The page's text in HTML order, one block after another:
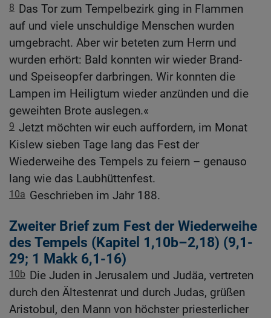
8 Das Tor zum Tempelbezirk ging in Flammen
auf und viele unschuldige Menschen wurden
umgebracht. Aber wir beteten zum Herrn und
wurden erhört: Bald konnten wir wieder Brand-
und Speiseopfer darbringen. Wir konnten die
Lampen im Heiligtum wieder anzünden und die
geweihten Brote auslegen.«
9 Jetzt möchten wir euch auffordern, im Monat
Kislew sieben Tage lang das Fest der
Wiederweihe des Tempels zu feiern – genauso
lang wie das Laubhüttenfest.
10a Geschrieben im Jahr 188.
Zweiter Brief zum Fest der Wiederweihe
des Tempels (Kapitel 1,10b–2,18) (9,1-
29; 1 Makk 6,1-16)
10b Die Juden in Jerusalem und Judäa, vertreten
durch den Ältestenrat und durch Judas, grüßen
Aristobul, den Mann von höchster priesterlicher